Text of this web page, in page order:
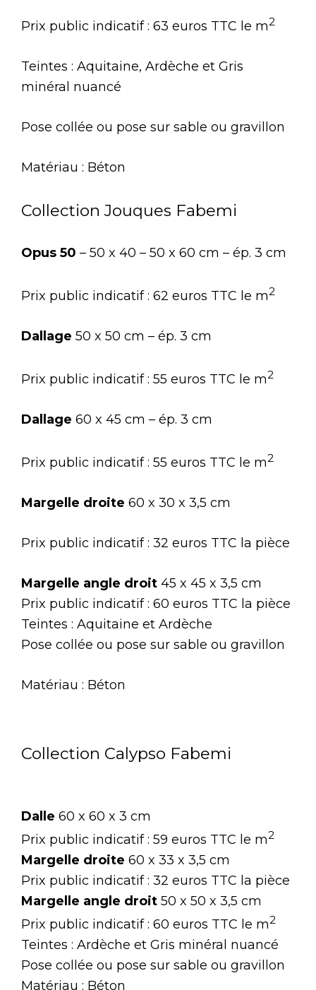
Prix public indicatif : 63 euros TTC le m2
Teintes : Aquitaine, Ardèche et Gris
minéral nuancé
Pose collée ou pose sur sable ou gravillon
Matériau : Béton
Collection Jouques Fabemi
Opus 50 – 50 x 40 – 50 x 60 cm – ép. 3 cm
Prix public indicatif : 62 euros TTC le m2
Dallage 50 x 50 cm – ép. 3 cm
Prix public indicatif : 55 euros TTC le m2
Dallage 60 x 45 cm – ép. 3 cm
Prix public indicatif : 55 euros TTC le m2
Margelle droite 60 x 30 x 3,5 cm
Prix public indicatif : 32 euros TTC la pièce
Margelle angle droit 45 x 45 x 3,5 cm
Prix public indicatif : 60 euros TTC la pièce
Teintes : Aquitaine et Ardèche
Pose collée ou pose sur sable ou gravillon
Matériau : Béton
Collection Calypso Fabemi
Dalle 60 x 60 x 3 cm
Prix public indicatif : 59 euros TTC le m2
Margelle droite 60 x 33 x 3,5 cm
Prix public indicatif : 32 euros TTC la pièce
Margelle angle droit 50 x 50 x 3,5 cm
Prix public indicatif : 60 euros TTC le m2
Teintes : Ardèche et Gris minéral nuancé
Pose collée ou pose sur sable ou gravillon
Matériau : Béton